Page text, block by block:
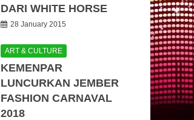
DARI WHITE HORSE
28 January 2015
ART & CULTURE
KEMENPAR
LUNCURKAN JEMBER
FASHION CARNAVAL
2018